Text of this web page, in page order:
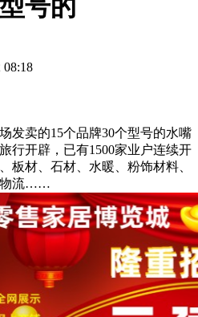
号的
08:18
卖的15个品牌30个型号的水嘴
行开辟，已有1500家业户连续开
板材、石材、水暖、粉饰材料、
物流……